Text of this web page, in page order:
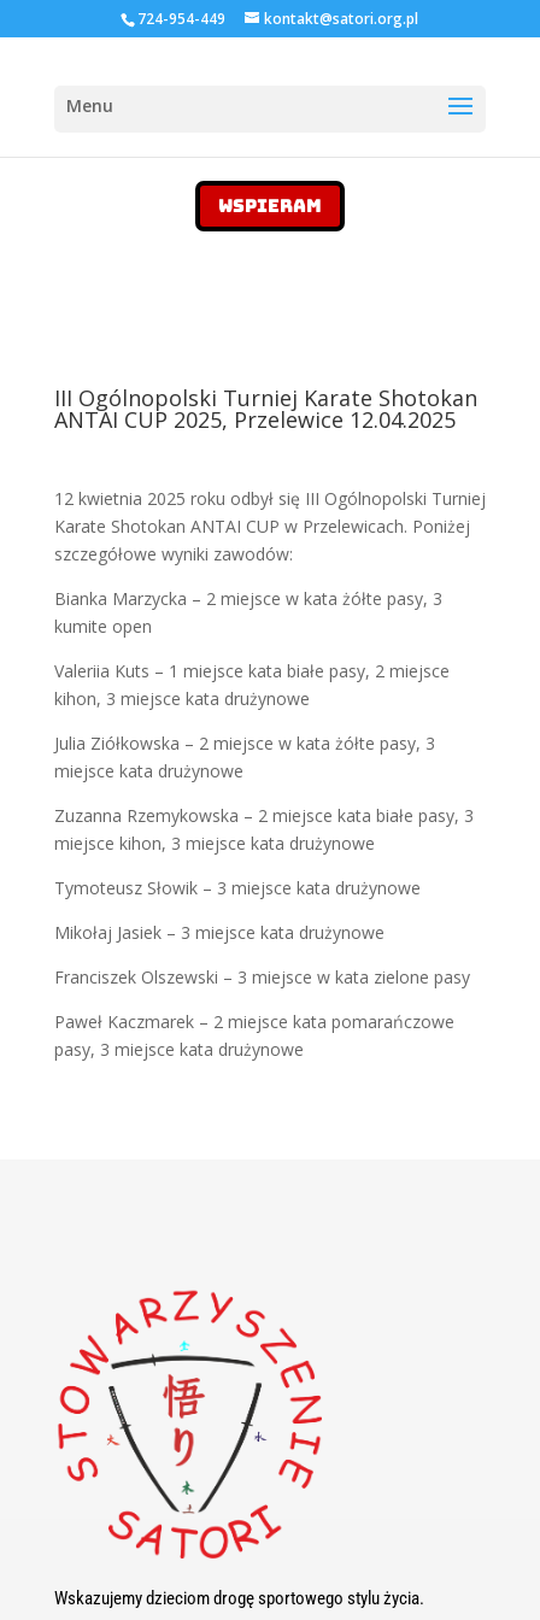
724-954-449 kontakt@satori.org.pl
WSPIERAM
III Ogólnopolski Turniej Karate Shotokan
ANTAI CUP 2025, Przelewice 12.04.2025
12 kwietnia 2025 roku odbył się III Ogólnopolski Turniej
Karate Shotokan ANTAI CUP w Przelewicach. Poniżej
szczegółowe wyniki zawodów:
Bianka Marzycka – 2 miejsce w kata żółte pasy, 3
kumite open
Valeriia Kuts – 1 miejsce kata białe pasy, 2 miejsce
kihon, 3 miejsce kata drużynowe
Julia Ziółkowska – 2 miejsce w kata żółte pasy, 3
miejsce kata drużynowe
Zuzanna Rzemykowska – 2 miejsce kata białe pasy, 3
miejsce kihon, 3 miejsce kata drużynowe
Tymoteusz Słowik – 3 miejsce kata drużynowe
Mikołaj Jasiek – 3 miejsce kata drużynowe
Franciszek Olszewski – 3 miejsce w kata zielone pasy
Paweł Kaczmarek – 2 miejsce kata pomarańczowe
pasy, 3 miejsce kata drużynowe
Wskazujemy dzieciom drogę sportowego stylu życia.